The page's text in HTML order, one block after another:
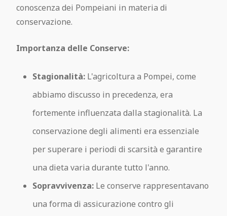
conoscenza dei Pompeiani in materia di
conservazione.
Importanza delle Conserve:
Stagionalità: L'agricoltura a Pompei, come
abbiamo discusso in precedenza, era
fortemente influenzata dalla stagionalità. La
conservazione degli alimenti era essenziale
per superare i periodi di scarsità e garantire
una dieta varia durante tutto l'anno.
Sopravvivenza: Le conserve rappresentavano
una forma di assicurazione contro gli